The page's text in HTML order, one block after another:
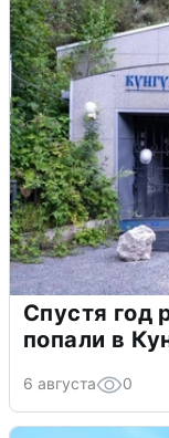
Спустя год
попали в
6 августа 0